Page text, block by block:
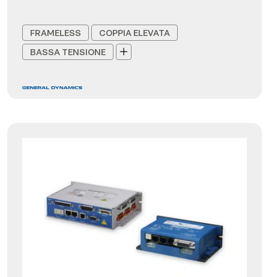
FRAMELESS
COPPIA ELEVATA
BASSA TENSIONE